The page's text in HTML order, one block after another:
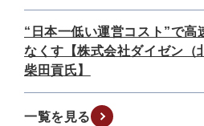
“日本一低い運営コスト”で高
なくす【株式会社ダイゼン（
柴田貢氏】
一覧を見る